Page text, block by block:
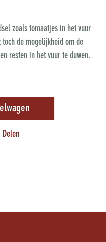
zoals tomaatjes in het vuur
toch de mogelijkheid om de
resten in het vuur te duwen.
Delen